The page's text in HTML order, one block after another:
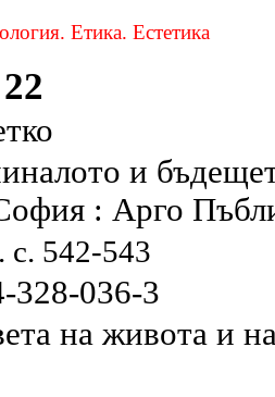
Етика. Естетика
и
: Арго
с. 542-543
328-036-3
на живота и